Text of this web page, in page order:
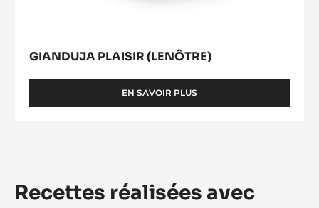
GIANDUJA PLAISIR (LENÔTRE)
EN SAVOIR PLUS
-
Recettes réalisées avec